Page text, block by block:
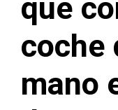
coche
mano